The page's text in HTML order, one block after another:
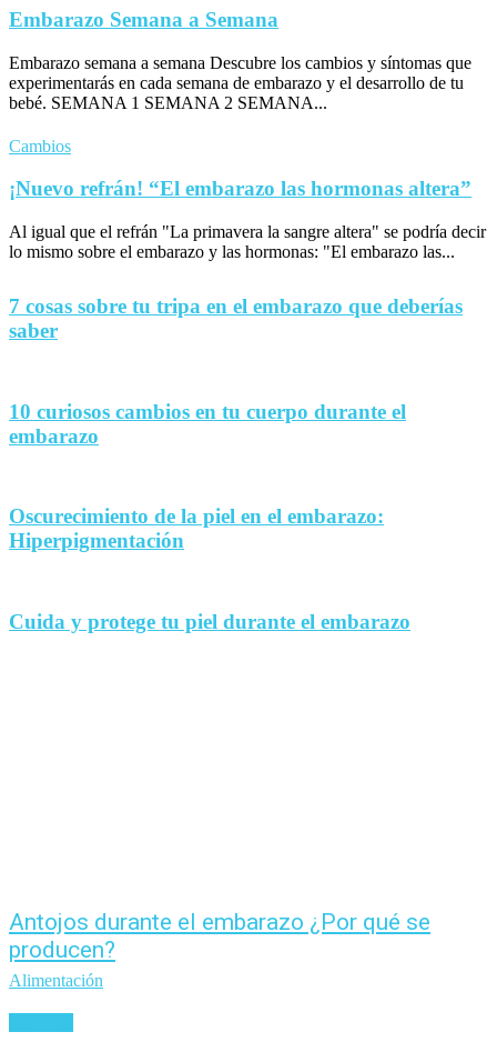
Embarazo Semana a Semana
Embarazo semana a semana Descubre los cambios y síntomas que
experimentarás en cada semana de embarazo y el desarrollo de tu
bebé. SEMANA 1 SEMANA 2 SEMANA...
Cambios
¡Nuevo refrán! “El embarazo las hormonas altera”
Al igual que el refrán "La primavera la sangre altera" se podría decir
lo mismo sobre el embarazo y las hormonas: "El embarazo las...
7 cosas sobre tu tripa en el embarazo que deberías
saber
10 curiosos cambios en tu cuerpo durante el
embarazo
Oscurecimiento de la piel en el embarazo:
Hiperpigmentación
Cuida y protege tu piel durante el embarazo
Antojos durante el embarazo ¿Por qué se
producen?
Alimentación